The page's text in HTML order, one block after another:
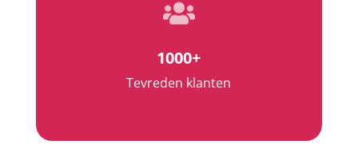

1000+
Tevreden klanten